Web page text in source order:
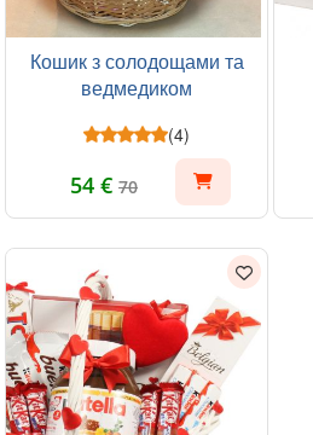
Кошик з солодощами та
ведмедиком
(4)
54 € 70